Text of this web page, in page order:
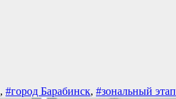
, #город Барабинск, #зональный этап